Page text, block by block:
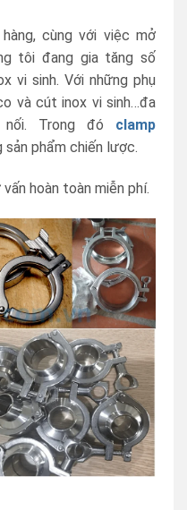
cùng với việc mở
tôi đang gia tăng số
vi sinh. Với những phụ
và cút inox vi sinh…đa
Trong đó clamp
phẩm chiến lược.
hoàn toàn miễn phí.